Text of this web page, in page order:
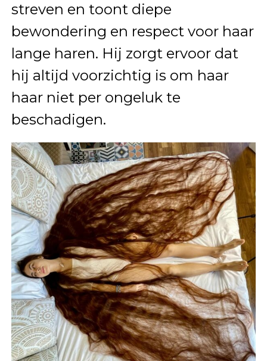
streven en toont diepe
bewondering en respect voor haar
lange haren. Hij zorgt ervoor dat
hij altijd voorzichtig is om haar
haar niet per ongeluk te
beschadigen.